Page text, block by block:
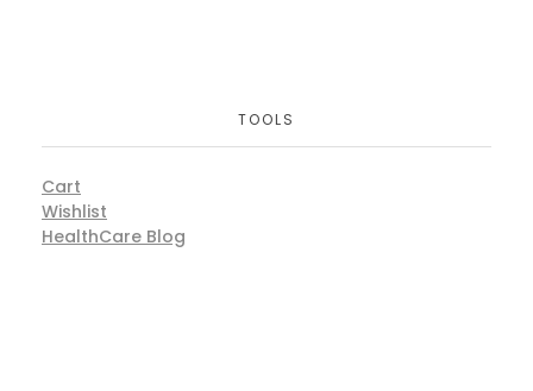
TOOLS
Cart
Wishlist
HealthCare Blog